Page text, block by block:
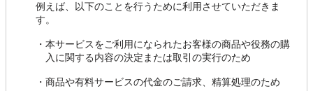
例えば、以下のことを行うために利用させていただきま
す。
・ 本サービスをご利用になられたお客様の商品や役務の購
入に関する内容の決定または取引の実行のため
・ 商品や有料サービスの代金のご請求、精算処理のため